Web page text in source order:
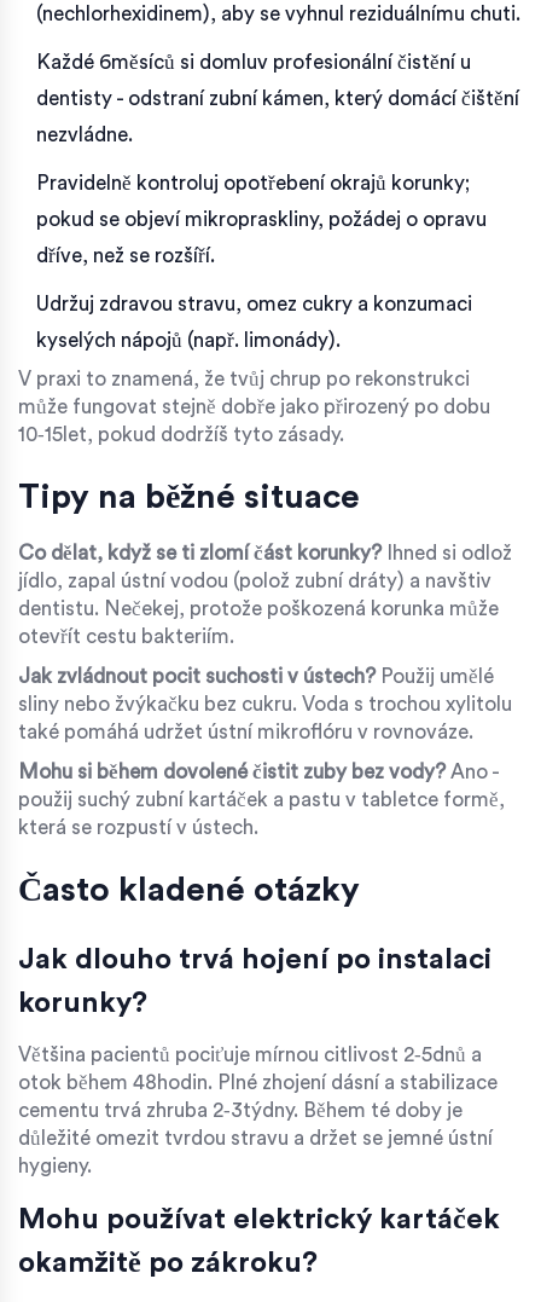
(nechlorhexidinem), aby se vyhnul reziduálnímu chuti.
Každé 6měsíců si domluv profesionální čistění u
dentisty - odstraní zubní kámen, který domácí čištění
nezvládne.
Pravidelně kontroluj opotřebení okrajů korunky;
pokud se objeví mikropraskliny, požádej o opravu
dříve, než se rozšíří.
Udržuj zdravou stravu, omez cukry a konzumaci
kyselých nápojů (např. limonády).
V praxi to znamená, že tvůj chrup po rekonstrukci
může fungovat stejně dobře jako přirozený po dobu
10‑15let, pokud dodržíš tyto zásady.
Tipy na běžné situace
Co dělat, když se ti zlomí část korunky?Ihned si odlož
jídlo, zapal ústní vodou (polož zubní dráty) a navštiv
dentistu. Nečekej, protože poškozená korunka může
otevřít cestu bakteriím.
Jak zvládnout pocit suchosti v ústech?Použij umělé
sliny nebo žvýkačku bez cukru. Voda s trochou xylitolu
také pomáhá udržet ústní mikroflóru v rovnováze.
Mohu si během dovolené čistit zuby bez vody?Ano -
použij suchý zubní kartáček a pastu v tabletce formě,
která se rozpustí v ústech.
Často kladené otázky
Jak dlouho trvá hojení po instalaci
korunky?
Většina pacientů pociťuje mírnou citlivost 2‑5dnů a
otok během 48hodin. Plné zhojení dásní a stabilizace
cementu trvá zhruba 2‑3týdny. Během té doby je
důležité omezit tvrdou stravu a držet se jemné ústní
hygieny.
Mohu používat elektrický kartáček
okamžitě po zákroku?